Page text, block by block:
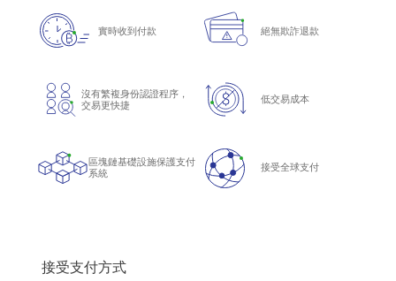
實時收到付款 絕無欺詐退款
沒有繁複身份認證程序，
交易更快捷 低交易成本
區塊鏈基礎設施保護支付
系統 接受全球支付
接受支付方式